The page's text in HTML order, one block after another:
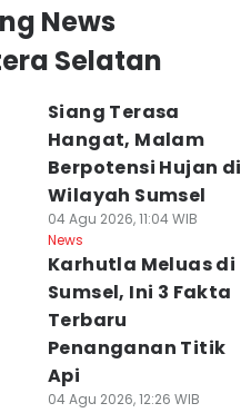
News
Selatan
Siang Terasa
Hangat, Malam
Berpotensi Hujan di
Wilayah Sumsel
04 Agu 2026, 11:04 WIB
News
Karhutla Meluas di
Sumsel, Ini 3 Fakta
Terbaru
Penanganan Titik
Api
04 Agu 2026, 12:26 WIB